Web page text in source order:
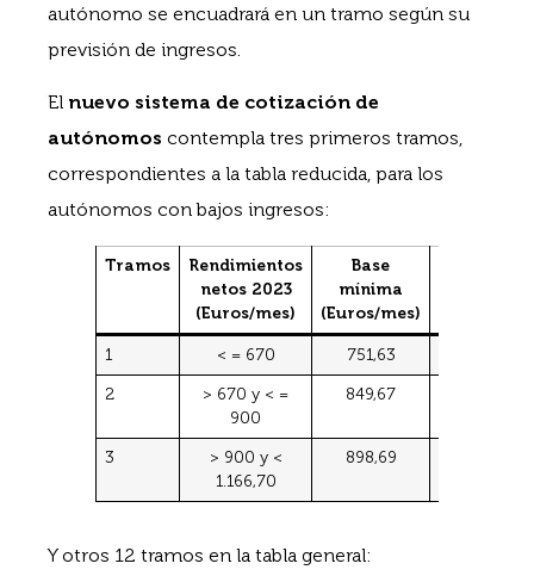
autónomo se encuadrará en un tramo según su
previsión de ingresos.
El nuevo sistema de cotización de
autónomos contempla tres primeros tramos,
correspondientes a la tabla reducida, para los
autónomos con bajos ingresos:
Tramos
Rendimientos
netos 2023
(Euros/mes)
Base
mínima
(Euros/mes)
1 < = 670 751,63
2
> 670 y < =
900
849,67
3
> 900 y <
1.166,70
898,69
Y otros 12 tramos en la tabla general: